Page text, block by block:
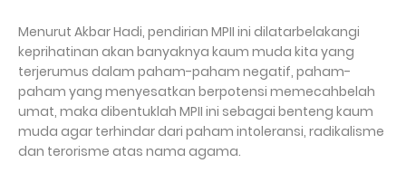
Menurut Akbar Hadi, pendirian MPII ini dilatarbelakangi
keprihatinan akan banyaknya kaum muda kita yang
terjerumus dalam paham-paham negatif, paham-
paham yang menyesatkan berpotensi memecahbelah
umat, maka dibentuklah MPII ini sebagai benteng kaum
muda agar terhindar dari paham intoleransi, radikalisme
dan terorisme atas nama agama.